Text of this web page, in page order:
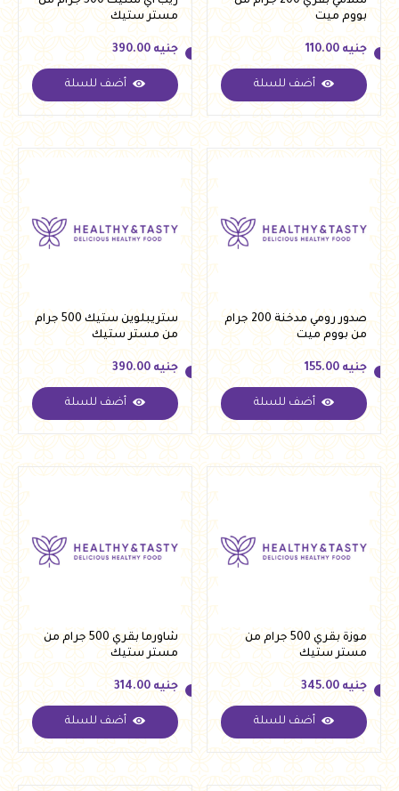
بووم ميت
جنيه 110.00
جنيه 110.00
أضف للسلة
مستر ستيك
جنيه 390.00
جنيه 390.00
أضف للسلة
صدور رومي مدخنة 200 جرام
من بووم ميت
جنيه 155.00
جنيه 155.00
أضف للسلة
ستريبلوين ستيك 500 جرام
من مستر ستيك
جنيه 390.00
جنيه 390.00
أضف للسلة
موزة بقري 500 جرام من
مستر ستيك
جنيه 345.00
جنيه 345.00
أضف للسلة
شاورما بقري 500 جرام من
مستر ستيك
جنيه 314.00
جنيه 314.00
أضف للسلة